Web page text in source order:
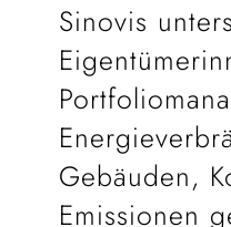
Sinovis
Gebäuden,
Emissionen